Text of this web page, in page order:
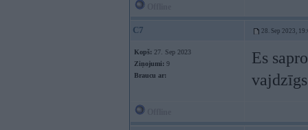
C7 28. Sep 2023,
Kopš: 27. Sep 2023
Ziņojumi: 9
Braucu ar:
Es